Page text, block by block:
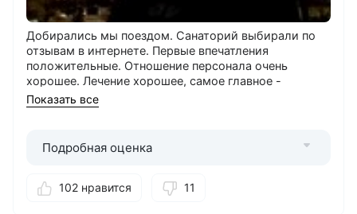
Добирались мы поездом. Санаторий выбирали по
отзывам в интернете. Первые впечатления
положительные. Отношение персонала очень
хорошее. Лечение хорошее, самое главное -
помогает! Питание хорошее, всего хватает. Готовят
вкусно, у нас свои диетические столы. Номер
ремонт. Уборка проводится регулярно. Территории
у санатория практически нет, гуляем в парке. В
местные группы и коллективы. Очень нравится
Показать все
Подробная оценка
102 нравится 11